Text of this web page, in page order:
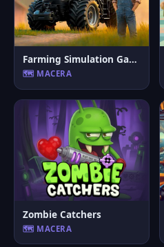
Farming Simulation Game
🗺️ MACERA
Zombie Catchers
🗺️ MACERA